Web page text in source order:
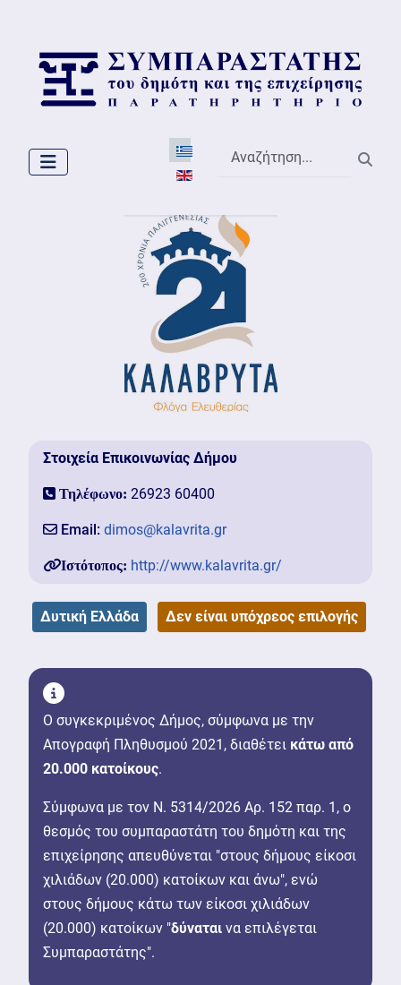
Επιλέξτε τη γλώσσα σας
Αναζήτηση...
Στοιχεία Επικοινωνίας Δήμου
Τηλέφωνο: 26923 60400
Email: dimos@kalavrita.gr
Ιστότοπος: http://www.kalavrita.gr/
Δυτική Ελλάδα Δεν είναι υπόχρεος επιλογής
Ο συγκεκριμένος Δήμος, σύμφωνα με την
Απογραφή Πληθυσμού 2021, διαθέτει κάτω από
20.000 κατοίκους.
Σύμφωνα με τον Ν. 5314/2026 Αρ. 152 παρ. 1, ο
θεσμός του συμπαραστάτη του δημότη και της
επιχείρησης απευθύνεται "στους δήμους είκοσι
χιλιάδων (20.000) κατοίκων και άνω", ενώ
στους δήμους κάτω των είκοσι χιλιάδων
(20.000) κατοίκων "δύναται να επιλέγεται
Συμπαραστάτης".